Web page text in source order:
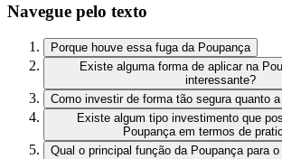
Navegue pelo texto
Porque houve essa fuga da Poupança
Existe alguma forma de aplicar na
interessante?
Como investir de forma tão segura quanto
Existe algum tipo investimento que
Poupança em termos de
Qual o principal função da Poupança para